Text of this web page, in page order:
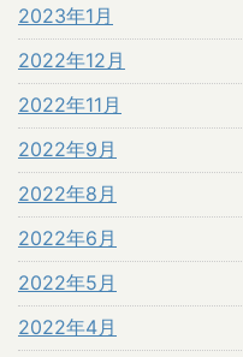
2023年1月
2022年12月
2022年11月
2022年9月
2022年8月
2022年6月
2022年5月
2022年4月